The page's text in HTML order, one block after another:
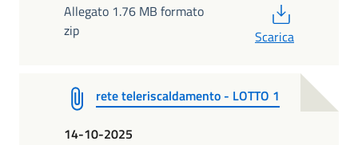
Allegato 1.76 MB formato
zip
Scarica
rete teleriscaldamento - LOTTO 1
14-10-2025